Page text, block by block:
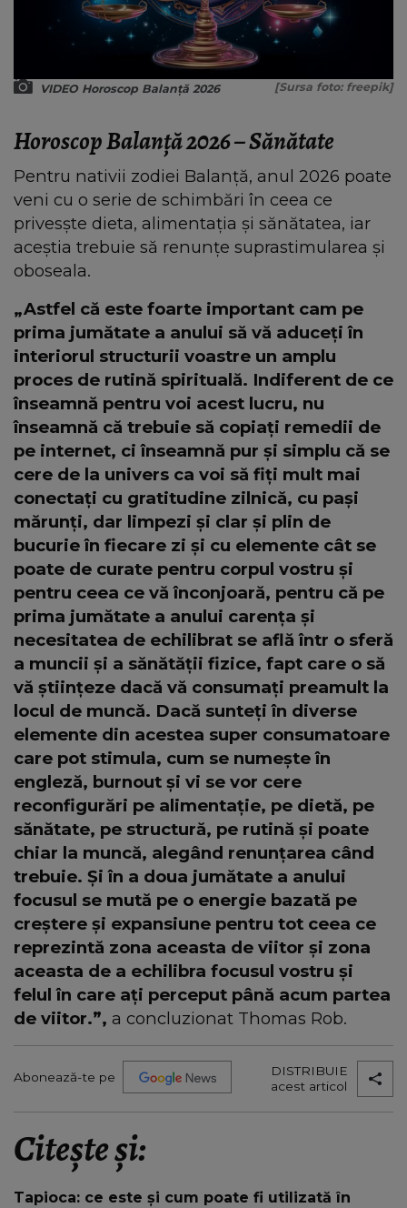
VIDEO Horoscop Balanță 2026 [Sursa foto: freepik]
Horoscop Balanță 2026 – Sănătate
Pentru nativii zodiei Balanță, anul 2026 poate
veni cu o serie de schimbări în ceea ce
privesște dieta, alimentația și sănătatea, iar
aceștia trebuie să renunțe suprastimularea și
oboseala.
„Astfel că este foarte important cam pe
prima jumătate a anului să vă aduceți în
interiorul structurii voastre un amplu
proces de rutină spirituală. Indiferent de ce
înseamnă pentru voi acest lucru, nu
înseamnă că trebuie să copiați remedii de
pe internet, ci înseamnă pur și simplu că se
cere de la univers ca voi să fiți mult mai
conectați cu gratitudine zilnică, cu pași
mărunți, dar limpezi și clar și plin de
bucurie în fiecare zi și cu elemente cât se
poate de curate pentru corpul vostru și
pentru ceea ce vă înconjoară, pentru că pe
prima jumătate a anului carența și
necesitatea de echilibrat se află într o sferă
a muncii și a sănătății fizice, fapt care o să
vă științeze dacă vă consumați preamult la
locul de muncă. Dacă sunteți în diverse
elemente din acestea super consumatoare
care pot stimula, cum se numește în
engleză, burnout și vi se vor cere
reconfigurări pe alimentație, pe dietă, pe
sănătate, pe structură, pe rutină și poate
chiar la muncă, alegând renunțarea când
trebuie. Și în a doua jumătate a anului
focusul se mută pe o energie bazată pe
creștere și expansiune pentru tot ceea ce
reprezintă zona aceasta de viitor și zona
aceasta de a echilibra focusul vostru și
felul în care ați perceput până acum partea
de viitor.”, a concluzionat Thomas Rob.
Abonează-te pe
DISTRIBUIE
acest articol
Citește și:
Tapioca: ce este și cum poate fi utilizată în